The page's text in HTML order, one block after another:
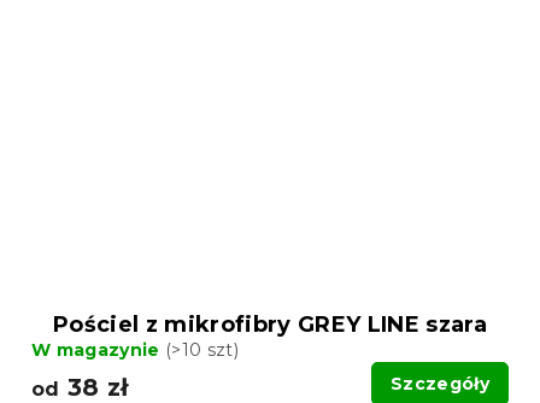
Pościel z mikrofibry GREY LINE szara
W magazynie (>10 szt)
od 38 zł Szczegóły